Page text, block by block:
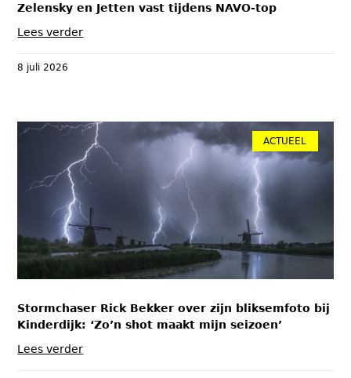
Zelensky en Jetten vast tijdens NAVO-top
Lees verder
8 juli 2026
ACTUEEL
Stormchaser Rick Bekker over zijn bliksemfoto bij
Kinderdijk: ‘Zo’n shot maakt mijn seizoen’
Lees verder